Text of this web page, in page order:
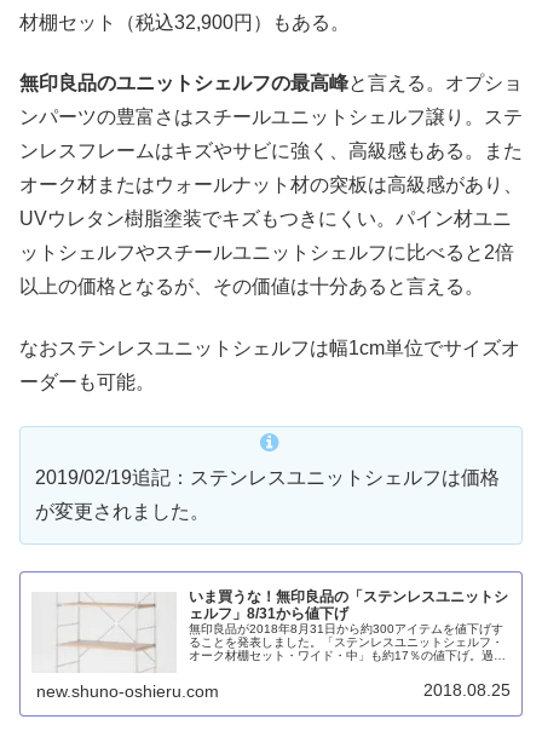
材棚セット（税込32,900円）もある。
無印良品のユニットシェルフの最高峰と言える。オプショ
ンパーツの豊富さはスチールユニットシェルフ譲り。ステ
ンレスフレームはキズやサビに強く、高級感もある。また
オーク材またはウォールナット材の突板は高級感があり、
UVウレタン樹脂塗装でキズもつきにくい。パイン材ユニ
ットシェルフやスチールユニットシェルフに比べると2倍
以上の価格となるが、その価値は十分あると言える。
なおステンレスユニットシェルフは幅1cm単位でサイズオ
ーダーも可能。
2019/02/19追記：ステンレスユニットシェルフは価格
が変更されました。
いま買うな！無印良品の「ステンレスユニットシ
ェルフ」8/31から値下げ
無印良品が2018年8月31日から約300アイテムを値下げす
ることを発表しました。「ステンレスユニットシェルフ・
オーク材棚セット・ワイド・中」も約17％の値下げ。過去
new.shuno-oshieru.com 2018.08.25